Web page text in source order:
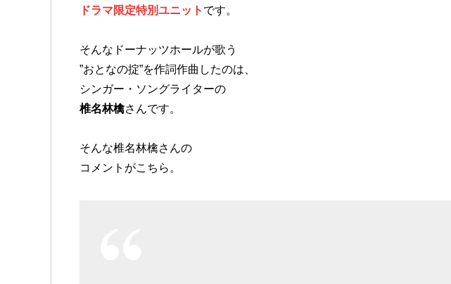
ドラマ限定特別ユニット です。
そんなドーナッツホールが歌う
”おとなの掟”を作詞作曲したのは、
シンガー・ソングライターの
椎名林檎さんです。
そんな椎名林檎さんの
コメントがこちら。